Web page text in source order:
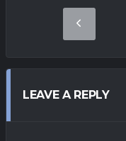
LEAVE A REPLY